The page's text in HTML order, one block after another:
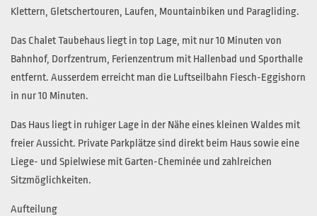
Klettern, Gletschertouren, Laufen, Mountainbiken und Paragliding.
Das Chalet Taubehaus liegt in top Lage, mit nur 10 Minuten von
Bahnhof, Dorfzentrum, Ferienzentrum mit Hallenbad und Sporthalle
entfernt. Ausserdem erreicht man die Luftseilbahn Fiesch-Eggishorn
in nur 10 Minuten.
Das Haus liegt in ruhiger Lage in der Nähe eines kleinen Waldes mit
freier Aussicht. Private Parkplätze sind direkt beim Haus sowie eine
Liege- und Spielwiese mit Garten-Cheminée und zahlreichen
Sitzmöglichkeiten.
Aufteilung